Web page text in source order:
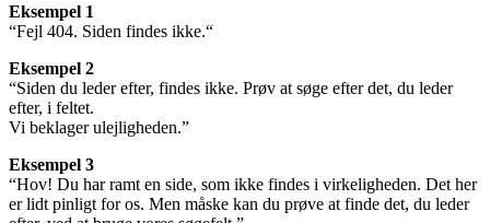
Eksempel 1
“Fejl 404. Siden findes ikke.“
Eksempel 2
“Siden du leder efter, findes ikke. Prøv at søge efter det, du leder
efter, i feltet.
Vi beklager ulejligheden.”
Eksempel 3
“Hov! Du har ramt en side, som ikke findes i virkeligheden. Det her
er lidt pinligt for os. Men måske kan du prøve at finde det, du leder